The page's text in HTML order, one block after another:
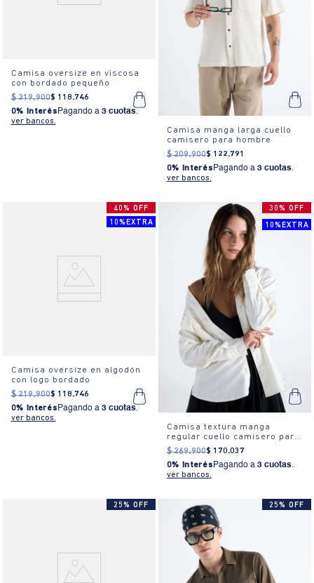
Camisa oversize en viscosa
con bordado pequeño
$ 219.900$ 118.746
0% Interés Pagando a 3 cuotas.
ver bancos.
Camisa manga larga cuello
camisero para hombre
$ 209.900$ 122.791
0% Interés Pagando a 3 cuotas.
ver bancos.
40% OFF
10%EXTRA
Camisa oversize en algodón
con logo bordado
$ 219.900$ 118.746
0% Interés Pagando a 3 cuotas.
ver bancos.
30% OFF
10%EXTRA
Camisa textura manga
regular cuello camisero para
mujer
$ 269.900$ 170.037
0% Interés Pagando a 3 cuotas.
ver bancos.
25% OFF 25% OFF